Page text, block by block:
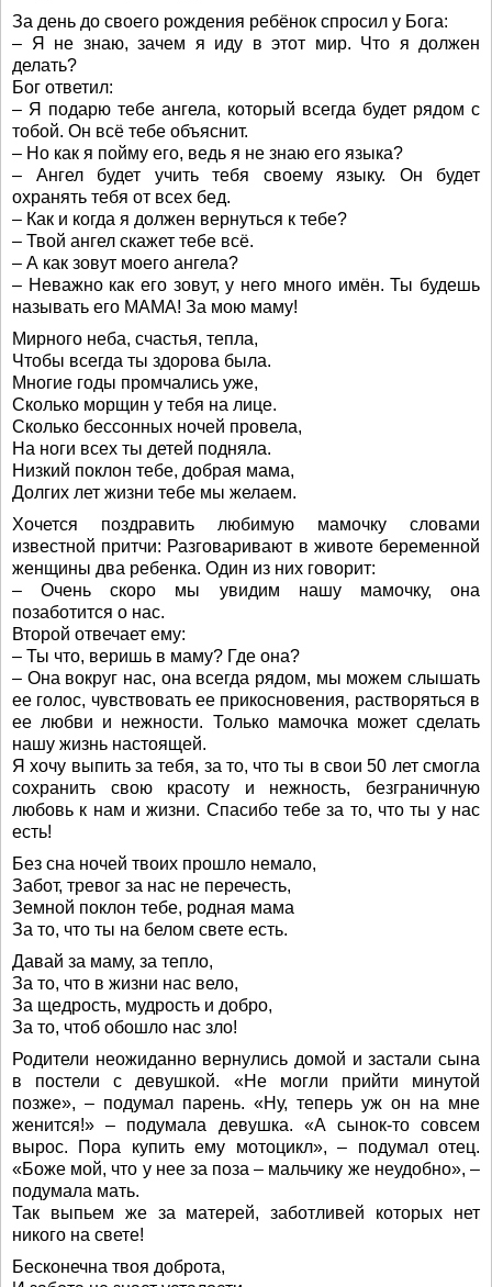
За день до своего рождения ребёнок спросил у Бога:
– Я не знаю, зачем я иду в этот мир. Что я должен
делать?
Бог ответил:
– Я подарю тебе ангела, который всегда будет рядом с
тобой. Он всё тебе объяснит.
– Но как я пойму его, ведь я не знаю его языка?
– Ангел будет учить тебя своему языку. Он будет
охранять тебя от всех бед.
– Как и когда я должен вернуться к тебе?
– Твой ангел скажет тебе всё.
– А как зовут моего ангела?
– Неважно как его зовут, у него много имён. Ты будешь
называть его МАМА! За мою маму!
Мирного неба, счастья, тепла,
Чтобы всегда ты здорова была.
Многие годы промчались уже,
Сколько морщин у тебя на лице.
Сколько бессонных ночей провела,
На ноги всех ты детей подняла.
Низкий поклон тебе, добрая мама,
Долгих лет жизни тебе мы желаем.
Хочется поздравить любимую мамочку словами
известной притчи: Разговаривают в животе беременной
женщины два ребенка. Один из них говорит:
– Очень скоро мы увидим нашу мамочку, она
позаботится о нас.
Второй отвечает ему:
– Ты что, веришь в маму? Где она?
– Она вокруг нас, она всегда рядом, мы можем слышать
ее голос, чувствовать ее прикосновения, растворяться в
ее любви и нежности. Только мамочка может сделать
нашу жизнь настоящей.
Я хочу выпить за тебя, за то, что ты в свои 50 лет смогла
сохранить свою красоту и нежность, безграничную
любовь к нам и жизни. Спасибо тебе за то, что ты у нас
есть!
Без сна ночей твоих прошло немало,
Забот, тревог за нас не перечесть,
Земной поклон тебе, родная мама
За то, что ты на белом свете есть.
Давай за маму, за тепло,
За то, что в жизни нас вело,
За щедрость, мудрость и добро,
За то, чтоб обошло нас зло!
Родители неожиданно вернулись домой и застали сына
в постели с девушкой. «Не могли прийти минутой
позже», – подумал парень. «Ну, теперь уж он на мне
женится!» – подумала девушка. «А сынок-то совсем
вырос. Пора купить ему мотоцикл», – подумал отец.
«Боже мой, что у нее за поза – мальчику же неудобно», –
подумала мать.
Так выпьем же за матерей, заботливей которых нет
никого на свете!
Бесконечна твоя доброта,